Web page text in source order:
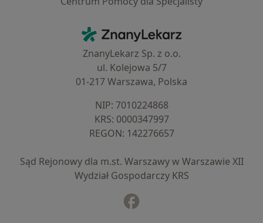
ZnanyLekarz - Strona główna
ZnanyLekarz Sp. z o.o.
ul. Kolejowa 5/7
01-217 Warszawa, Polska
NIP: ⁠7010224868
KRS: ⁠0000347997
REGON: ⁠142276657
Sąd Rejonowy dla m.st. Warszawy w Warszawie XII
Wydział Gospodarczy KRS